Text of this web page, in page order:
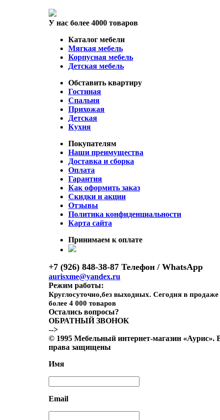
У нас более 4000 товаров
Каталог мебели
Мягкая мебель
Корпусная мебель
Детская мебель
Обставить квартиру
Гостиная
Спальня
Прихожая
Детская
Кухня
Покупателям
Наши преимущества
Доставка и сборка
Оплата
Гарантия
Как оформить заказ
Скидки и акции
Отзывы
Политика конфиденциальности
Карта сайта
Принимаем к оплате
+7 (926) 848-38-87 Телефон / WhatsApp
aurisxme@yandex.ru
Режим работы:
Круглосуточно,без выходных. Сегодня в продаже
более 4 000 товаров
Остались вопросы?
ОБРАТНЫЙ ЗВОНОК
-->
© 1995 Мебельный интернет-магазин «Аурис».
права защищены
Имя
Email